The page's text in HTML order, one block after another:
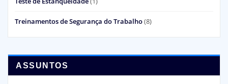
Treinamentos de Segurança do Trabalho(8)
ASSUNTOS